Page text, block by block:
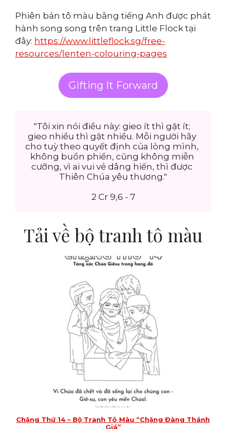
Phiên bản tô màu bằng tiếng Anh được phát
hành song song trên trang Little Flock tại
đây: https://www.littleflock.sg/free-
resources/lenten-colouring-pages
Gifting It Forward
"Tôi xin nói điều này: gieo ít thì gặt ít;
gieo nhiều thì gặt nhiều. Mỗi người hãy
cho tuỳ theo quyết định của lòng mình,
không buồn phiền, cũng không miễn
cưỡng, vì ai vui vẻ dâng hiến, thì được
Thiên Chúa yêu thương."
2 Cr 9,6 - 7
Tải về bộ tranh tô màu
Chặng Thứ 14 – Bộ Tranh Tô Màu “Chặng Đàng Thánh
Giá”